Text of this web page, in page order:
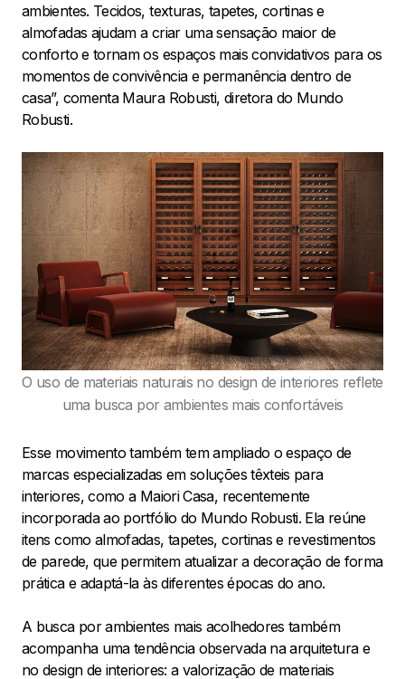
ambientes. Tecidos, texturas, tapetes, cortinas e
almofadas ajudam a criar uma sensação maior de
conforto e tornam os espaços mais convidativos para os
momentos de convivência e permanência dentro de
casa”, comenta Maura Robusti, diretora do Mundo
Robusti.
O uso de materiais naturais no design de interiores reflete
uma busca por ambientes mais confortáveis
Esse movimento também tem ampliado o espaço de
marcas especializadas em soluções têxteis para
interiores, como a Maiori Casa, recentemente
incorporada ao portfólio do Mundo Robusti. Ela reúne
itens como almofadas, tapetes, cortinas e revestimentos
de parede, que permitem atualizar a decoração de forma
prática e adaptá-la às diferentes épocas do ano.
A busca por ambientes mais acolhedores também
acompanha uma tendência observada na arquitetura e
no design de interiores: a valorização de materiais